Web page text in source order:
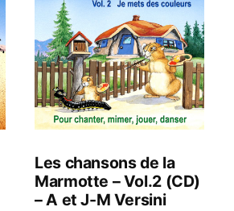
Les chansons de la
Marmotte – Vol.2 (CD)
– A et J-M Versini